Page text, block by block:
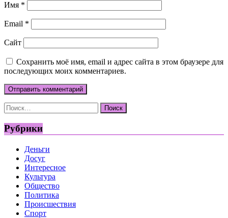
Имя *
Email *
Сайт
Сохранить моё имя, email и адрес сайта в этом браузере для
последующих моих комментариев.
Найти:
Рубрики
Деньги
Досуг
Интересное
Культура
Общество
Политика
Происшествия
Спорт